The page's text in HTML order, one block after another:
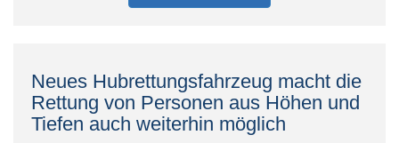
Neues Hubrettungsfahrzeug macht die
Rettung von Personen aus Höhen und
Tiefen auch weiterhin möglich